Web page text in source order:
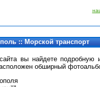
:: Морской транспорт
вы найдете подробную
обширный